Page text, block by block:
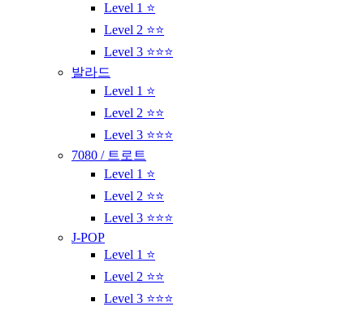
Level 1 ⭐
Level 2 ⭐⭐
Level 3 ⭐⭐⭐
발라드
Level 1 ⭐
Level 2 ⭐⭐
Level 3 ⭐⭐⭐
7080 / 트로트
Level 1 ⭐
Level 2 ⭐⭐
Level 3 ⭐⭐⭐
J-POP
Level 1 ⭐
Level 2 ⭐⭐
Level 3 ⭐⭐⭐